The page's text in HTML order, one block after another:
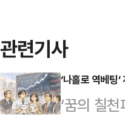
관련기사
‘나홀로 역베팅
‘꿈의 칠